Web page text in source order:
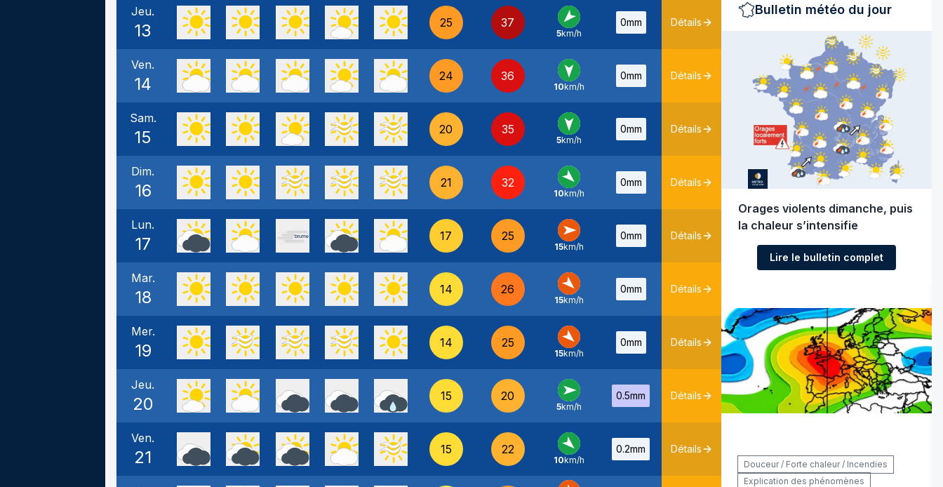
Jeu.
13 25 37
NE
5km/h
0mm Détails
Ven.
14 24 36
N -
10km/h
0mm Détails
Sam.
15 20 35
N -
5km/h
0mm Détails
Dim.
16 21 32
NO -
10km/h
0mm Détails
Lun.
17 17 25
O -
15km/h
0mm Détails
Mar.
18 14 26
NO
15km/h
0mm Détails
Mer.
19 14 25
NO
15km/h
0mm Détails
Jeu.
20 15 20
O -
5km/h
0.5mm Détails
Ven.
21 15 22
NO -
10km/h
0.2mm Détails
Bulletin météo du jour
Orages violents dimanche, puis
la chaleur s’intensifie
Lire le bulletin complet
Douceur / Forte chaleur / Incendies
Explication des phénomènes